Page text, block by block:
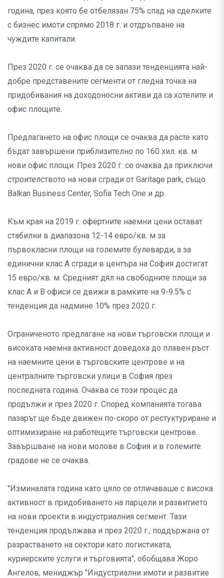
година, през която бе отбелязан 75% спад на сделките
с бизнес имоти спрямо 2018 г. и отдръпване на
чуждите капитали.
През 2020 г. се очаква да се запази тенденцията най-
добре представените сегменти от гледна точка на
придобивания на доходоносни активи да са хотелите и
офис площите.
Предлагането на офис площи се очаква да расте като
бъдат завършени приблизително по 160 хил. кв. м
нови офис площи. През 2020 г. се очаква да приключи
строителството на нови сгради от Garitage park, също
Balkan Business Center, Sofia Tech One и др.
Към края на 2019 г. офертните наемни цени остават
стабилни в диапазона 12-14 евро/кв. м за
първокласни площи на големите булеварди, а за
единични клас А сгради в центъра на София достигат
15 евро/кв. м. Средният дял на свободните площи за
клас А и B офиси се движи в рамките на 9-9.5% с
тенденция да надмине 10% през 2020 г.
Ограниченото предлагане на нови търговски площи и
високата наемна активност доведоха до плавен ръст
на наемните цени в търговските центрове и на
централните търговски улици в София през
последната година. Очаква се този процес да
продължи и през 2020 г. Според компанията тогава
пазарът ще бъде движен по-скоро от рестуктуриране и
оптимизиране на работещите търговски центрове.
Завършване на нови молове в София и в големите
градове не се очаква.
"Изминалата година като цяло се отличаваше с висока
активност в придобиването на парцели и развитието
на нови проекти в индустриалния сегмент. Тази
тенденция продължава и през 2020 г., поддържана от
разрастването на сектори като логистиката,
куриерските услуги и търговията", обобщава Жоро
Ангелов, мениджър "Индустриални имоти и развитие